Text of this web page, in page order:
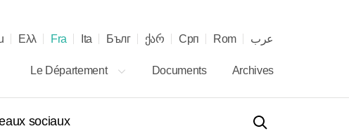
Ελλ Fra Ita Бълг ქარ Срп Rom عرب
Le Département Documents Archives
sociaux